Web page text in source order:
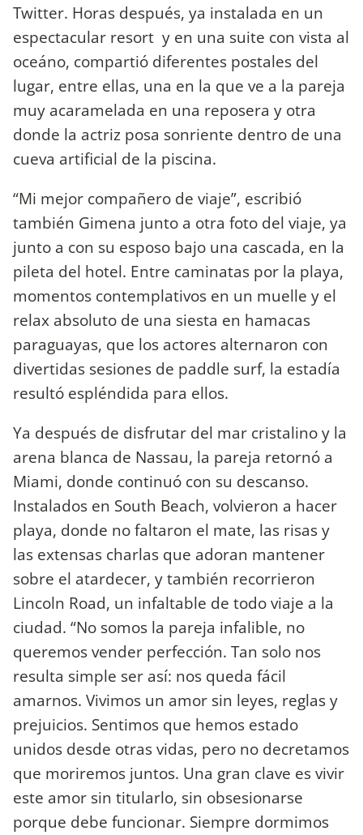
Twitter. Horas después, ya instalada en un
espectacular resort y en una suite con vista al
oceáno, compartió diferentes postales del
lugar, entre ellas, una en la que ve a la pareja
muy acaramelada en una reposera y otra
donde la actriz posa sonriente dentro de una
cueva artificial de la piscina.
“Mi mejor compañero de viaje”, escribió
también Gimena junto a otra foto del viaje, ya
junto a con su esposo bajo una cascada, en la
pileta del hotel. Entre caminatas por la playa,
momentos contemplativos en un muelle y el
relax absoluto de una siesta en hamacas
paraguayas, que los actores alternaron con
divertidas sesiones de paddle surf, la estadía
resultó espléndida para ellos.
Ya después de disfrutar del mar cristalino y la
arena blanca de Nassau, la pareja retornó a
Miami, donde continuó con su descanso.
Instalados en South Beach, volvieron a hacer
playa, donde no faltaron el mate, las risas y
las extensas charlas que adoran mantener
sobre el atardecer, y también recorrieron
Lincoln Road, un infaltable de todo viaje a la
ciudad. “No somos la pareja infalible, no
queremos vender perfección. Tan solo nos
resulta simple ser así: nos queda fácil
amarnos. Vivimos un amor sin leyes, reglas y
prejuicios. Sentimos que hemos estado
unidos desde otras vidas, pero no decretamos
que moriremos juntos. Una gran clave es vivir
este amor sin titularlo, sin obsesionarse
porque debe funcionar. Siempre dormimos